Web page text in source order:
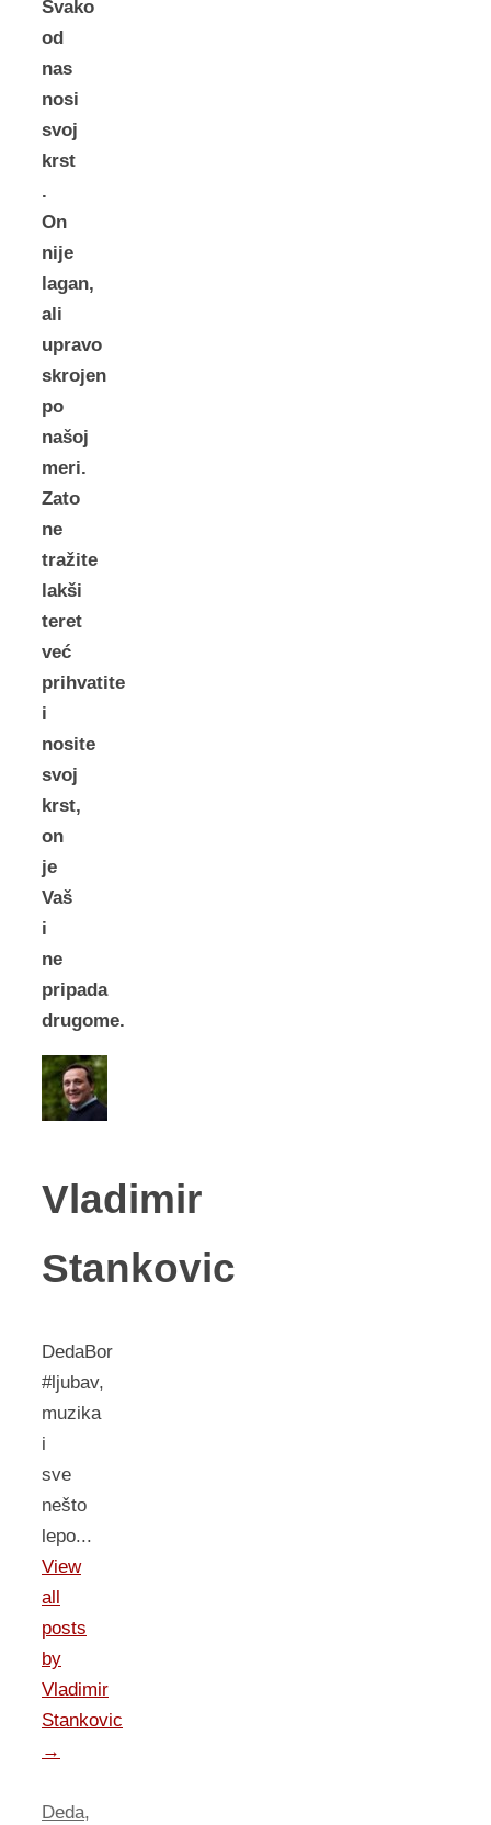
Svako
od
nas
nosi
svoj
krst
.
On
nije
lagan,
ali
upravo
skrojen
po
našoj
meri.
Zato
ne
tražite
lakši
teret
već
prihvatite
i
nosite
svoj
krst,
on
je
Vaš
i
ne
pripada
drugome.
Vladimir
Stankovic
DedaBor
#ljubav,
muzika
i
sve
nešto
lepo...
View
all
posts
by
Vladimir
Stankovic
→
Deda,